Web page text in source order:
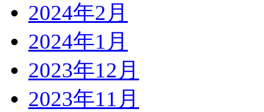
2024年2月
2024年1月
2023年12月
2023年11月